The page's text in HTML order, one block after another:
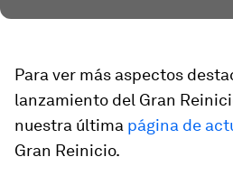
Para ver más aspectos
lanzamiento del Gran
nuestra última página de
Gran Reinicio.